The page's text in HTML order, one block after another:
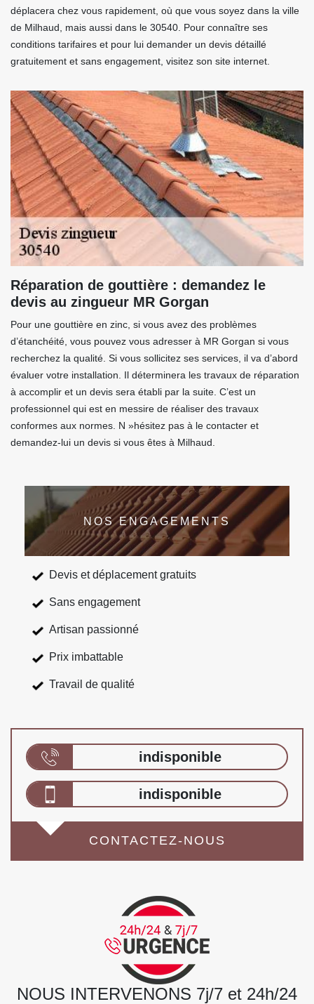
déplacera chez vous rapidement, où que vous soyez dans la ville
de Milhaud, mais aussi dans le 30540. Pour connaître ses
conditions tarifaires et pour lui demander un devis détaillé
gratuitement et sans engagement, visitez son site internet.
Réparation de gouttière : demandez le
devis au zingueur MR Gorgan
Pour une gouttière en zinc, si vous avez des problèmes
d’étanchéité, vous pouvez vous adresser à MR Gorgan si vous
recherchez la qualité. Si vous sollicitez ses services, il va d’abord
évaluer votre installation. Il déterminera les travaux de réparation
à accomplir et un devis sera établi par la suite. C’est un
professionnel qui est en messire de réaliser des travaux
conformes aux normes. N »hésitez pas à le contacter et
demandez-lui un devis si vous êtes à Milhaud.
NOS ENGAGEMENTS
Devis et déplacement gratuits
Sans engagement
Artisan passionné
Prix imbattable
Travail de qualité
indisponible
indisponible
CONTACTEZ-NOUS
NOUS INTERVENONS 7j/7 et 24h/24